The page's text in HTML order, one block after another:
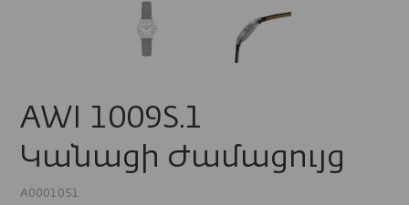
AWI 1009S.1
Կանացի Ժամացույց
A0001051